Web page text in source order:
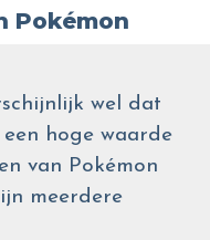
Pokémon
wel dat
hoge waarde
van Pokémon
meerdere